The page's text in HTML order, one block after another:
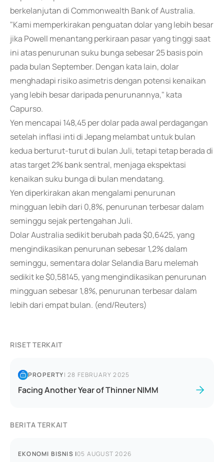
berkelanjutan di Commonwealth Bank of Australia.
"Kami memperkirakan penguatan dolar yang lebih besar
jika Powell menantang perkiraan pasar yang tinggi saat
ini atas penurunan suku bunga sebesar 25 basis poin
pada bulan September. Dengan kata lain, dolar
menghadapi risiko asimetris dengan potensi kenaikan
yang lebih besar daripada penurunannya," kata
Capurso.
Yen mencapai 148,45 per dolar pada awal perdagangan
setelah inflasi inti di Jepang melambat untuk bulan
kedua berturut-turut di bulan Juli, tetapi tetap berada di
atas target 2% bank sentral, menjaga ekspektasi
kenaikan suku bunga di bulan mendatang.
Yen diperkirakan akan mengalami penurunan
mingguan lebih dari 0,8%, penurunan terbesar dalam
seminggu sejak pertengahan Juli.
Dolar Australia sedikit berubah pada $0,6425, yang
mengindikasikan penurunan sebesar 1,2% dalam
seminggu, sementara dolar Selandia Baru melemah
sedikit ke $0,58145, yang mengindikasikan penurunan
mingguan sebesar 1,8%, penurunan terbesar dalam
lebih dari empat bulan. (end/Reuters)
RISET TERKAIT
PROPERTY|28 FEBRUARY 2025
Facing Another Year of Thinner NIMM
BERITA TERKAIT
EKONOMI BISNIS |05 AUGUST 2026